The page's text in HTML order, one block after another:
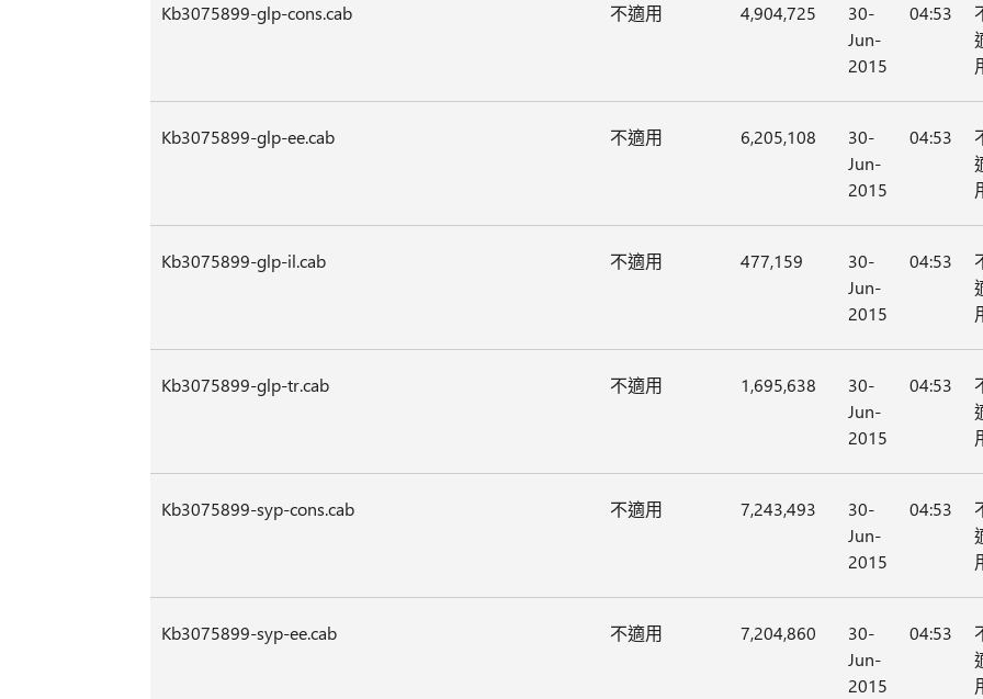
Kb3075899-glp-cons.cab 不適用 4,904,725
30-
Jun-
2015
04:53
Kb3075899-glp-ee.cab 不適用 6,205,108
30-
Jun-
2015
04:53
Kb3075899-glp-il.cab 不適用 477,159
30-
Jun-
2015
04:53
Kb3075899-glp-tr.cab 不適用 1,695,638
30-
Jun-
2015
04:53
Kb3075899-syp-cons.cab 不適用 7,243,493
30-
Jun-
2015
04:53
Kb3075899-syp-ee.cab 不適用 7,204,860
30-
Jun-
2015
04:53